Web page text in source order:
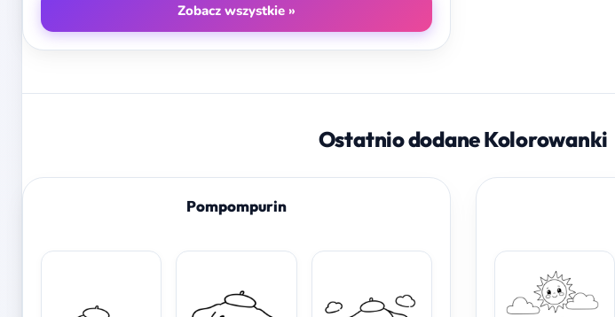
Zobacz wszystkie »
Ostatnio dodane Kolorowanki
Pompompurin